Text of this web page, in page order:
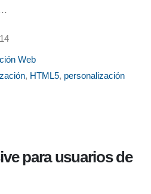
Web
, HTML5, personalización
para usuarios de